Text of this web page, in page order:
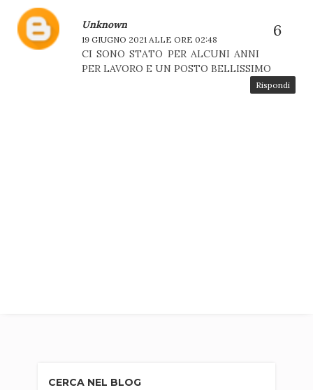
Unknown
19 GIUGNO 2021 ALLE ORE 02:48
CI SONO STATO PER ALCUNI ANNI
PER LAVORO E UN POSTO BELLISSIMO
Rispondi
CERCA NEL BLOG